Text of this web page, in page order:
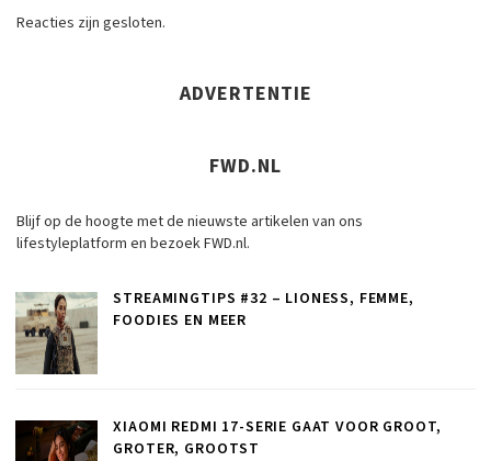
Reacties zijn gesloten.
ADVERTENTIE
FWD.NL
Blijf op de hoogte met de nieuwste artikelen van ons
lifestyleplatform en bezoek FWD.nl.
STREAMINGTIPS #32 – LIONESS, FEMME,
FOODIES EN MEER
XIAOMI REDMI 17-SERIE GAAT VOOR GROOT,
GROTER, GROOTST